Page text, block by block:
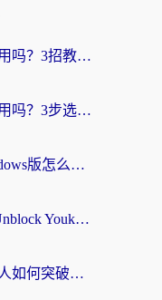
海外党必看：穿梭和云帆好用吗？3招教你选对回国加速器（附PTT翻墙+QuickbackFly2CN对比）
海外党必看：穿梭和畅游好用吗？3步选对回国加速器，无缝刷国内剧玩国服
海外党必看：回国VPN Windows版怎么选？3步找到最适合你的无缝访问方案
Quickback VPN好用吗？和Unblock YoukuVPN对比哪个回国效果更好？海外党无缝访问国内资源的实用指南
归雁加速器的作用：海外华人如何突破地域限制，无缝拥抱国内资源？